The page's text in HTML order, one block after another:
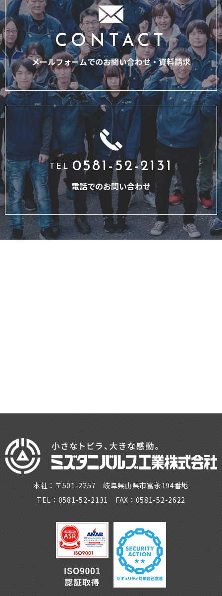
CONTACT
メールフォームでのお問い合わせ・資料請求
TEL 0581-52-2131
電話でのお問い合わせ
本社：〒501-2257 岐阜県山県市富永194番地
TEL：0581-52-2131 FAX：0581-52-2622